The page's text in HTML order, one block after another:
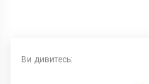
Ви дивитесь: